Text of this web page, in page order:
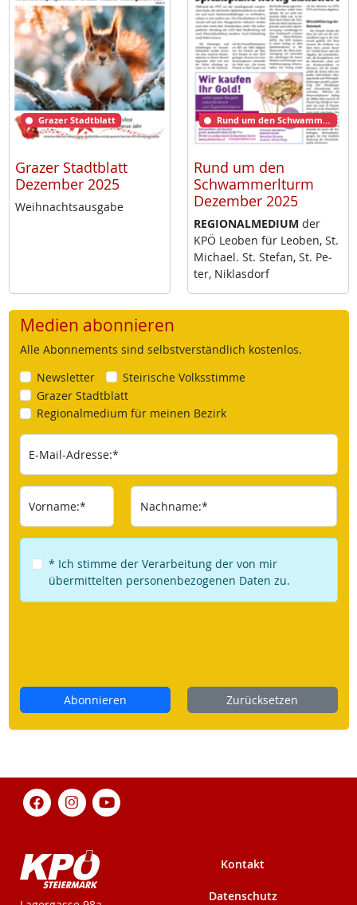
Grazer Stadtblatt
Grazer Stadtblatt
Dezember 2025
Weih­nachts­aus­ga­be
Rund um den Schwammerlturm
Rund um den
Schwammerlturm
Dezember 2025
RE­GIO­NAL­ME­DI­UM der
KPÖ Leo­ben für Leo­ben, St.
Mi­cha­el. St. Ste­fan, St. Pe­
ter, Niklas­dorf
Medien abonnieren
Alle Abonnements sind selbstverständlich kostenlos.
Newsletter
Steirische Volksstimme
Grazer Stadtblatt
Regionalmedium für meinen Bezirk
E-Mail-Adresse:*
Vorname:* Nachname:*
* Ich stimme der Verarbeitung der von mir
übermittelten personenbezogenen Daten zu.
Abonnieren Zurücksetzen
Kontakt
Datenschutz